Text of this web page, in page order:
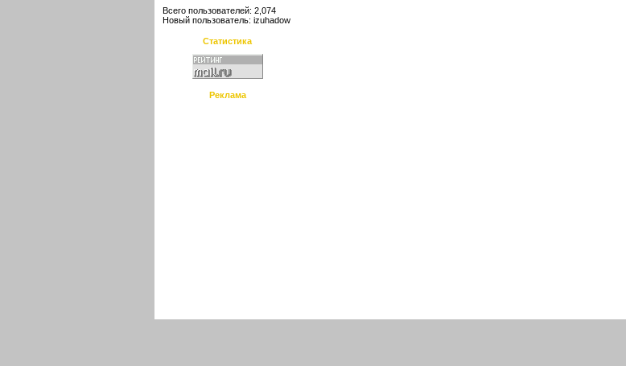
Всего пользователей: 2,074
Новый пользователь: izuhadow
Статистика
Реклама